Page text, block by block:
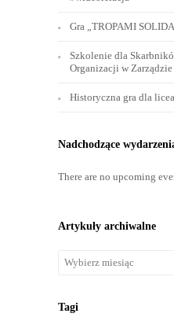
Gra „TROPAMI
Szkolenie dla
Organizacji w
Historyczna gra dla
Nadchodzące
There are no upcoming
Artykuły archiwalne
Artykuły
Tagi